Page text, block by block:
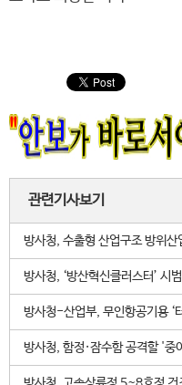
관련기사보기
방사청, 수출형 산업구조 방위산
방사청, ‘방산혁신클러스터’ 시
방사청-산업부, 무인항공기용 ‘
방사청, 함정·잠수함 공격할 '